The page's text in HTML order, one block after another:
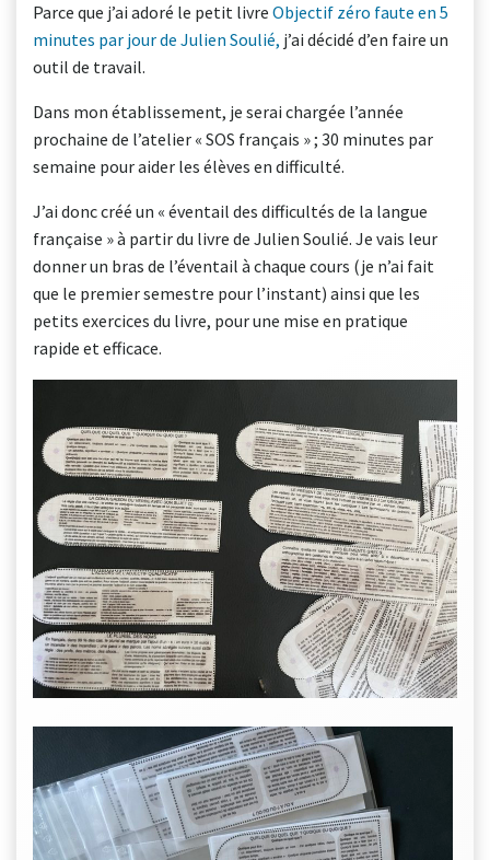
Parce que j’ai adoré le petit livre Objectif zéro faute en 5
minutes par jour de Julien Soulié, j’ai décidé d’en faire un
outil de travail.
Dans mon établissement, je serai chargée l’année
prochaine de l’atelier « SOS français » ; 30 minutes par
semaine pour aider les élèves en difficulté.
J’ai donc créé un « éventail des difficultés de la langue
française » à partir du livre de Julien Soulié. Je vais leur
donner un bras de l’éventail à chaque cours (je n’ai fait
que le premier semestre pour l’instant) ainsi que les
petits exercices du livre, pour une mise en pratique
rapide et efficace.